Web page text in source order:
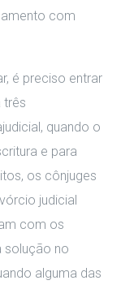
com
é preciso entrar
três
quando o
e para
os cônjuges
judicial
com os
solução no
alguma das